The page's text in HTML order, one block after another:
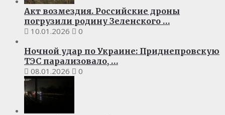
Акт возмездия. Российские дроны
погрузили родину Зеленского …
10.01.2026
0
Ночной удар по Украине: Приднепровскую
ТЭС парализовало, …
08.01.2026
0